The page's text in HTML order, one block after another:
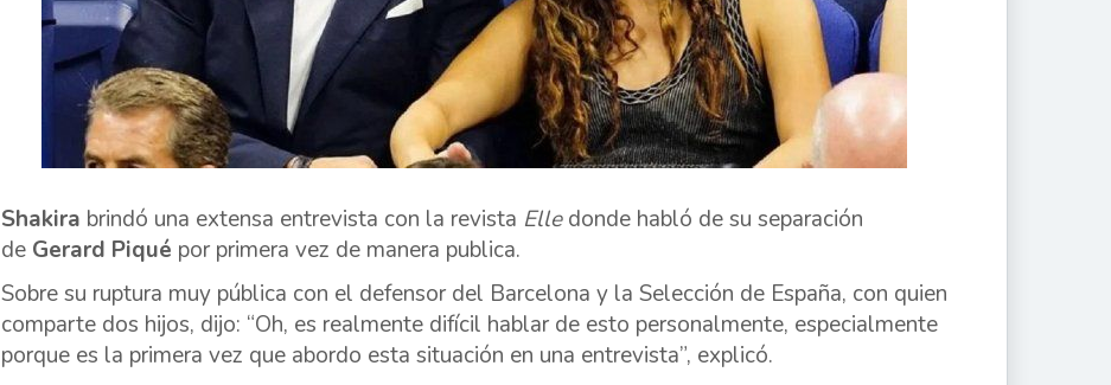
Shakira brindó una extensa entrevista con la revista Elledonde habló de su separación
de Gerard Piqué por primera vez de manera publica.
Sobre su ruptura muy pública con el defensor del Barcelona y la Selección de España, con quien
comparte dos hijos, dijo: “Oh, es realmente difícil hablar de esto personalmente, especialmente
porque es la primera vez que abordo esta situación en una entrevista”, explicó.